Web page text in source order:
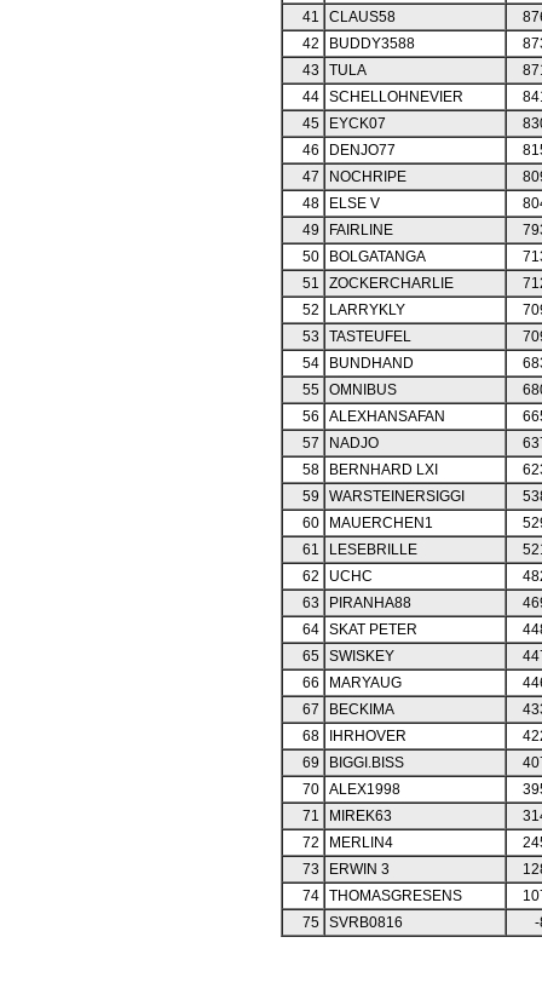
41
CLAUS58
42
BUDDY3588
43
TULA
44 SCHELLOHNEVIER
45
EYCK07
46
DENJO77
47
NOCHRIPE
48
ELSE V
49
FAIRLINE
50
BOLGATANGA
51
ZOCKERCHARLIE
52
LARRYKLY
53
TASTEUFEL
54
BUNDHAND
55 OMNIBUS
56
ALEXHANSAFAN
57
NADJO
58
BERNHARD LXI
59
WARSTEINERSIGGI
60
MAUERCHEN1
61
LESEBRILLE
62
UCHC
63
PIRANHA88
64 SKAT PETER
65 SWISKEY
66
MARYAUG
67
BECKIMA
68
IHRHOVER
69
BIGGI.BISS
70 ALEX1998
71
MIREK63
72
MERLIN4
73
ERWIN 3
74 THOMASGRESENS
75 SVRB0816 -